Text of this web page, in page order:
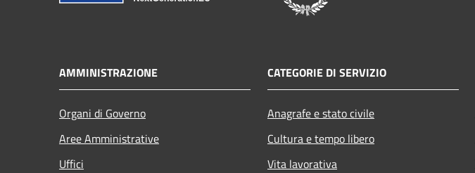
AMMINISTRAZIONE
Organi di Governo
Aree Amministrative
Uffici
CATEGORIE DI SERVIZIO
Anagrafe e stato civile
Cultura e tempo libero
Vita lavorativa